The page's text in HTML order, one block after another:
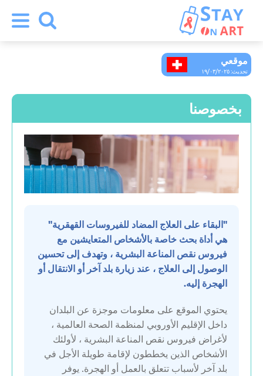
موقعي
تحديث: ١٩/٠٣/٢٠٢٥
بخصوصنا
"البقاء على العلاج المضاد للفيروسات القهقرية"
هي أداة بحث خاصة بالأشخاص المتعايشين مع
فيروس نقص المناعة البشرية ، وتهدف إلى تحسين
الوصول إلى العلاج ، عند زيارة بلد آخر أو الانتقال أو
الهجرة إليه.
يحتوي الموقع على معلومات موجزة عن البلدان
داخل الإقليم الأوروبي لمنظمة الصحة العالمية ،
لأغراض فيروس نقص المناعة البشرية ، لأولئك
الأشخاص الذين يخططون لإقامة طويلة الأجل في
بلد آخر لأسباب تتعلق بالعمل أو الهجرة. يوفر
أرمينيا
ألمانيا
أوزبكستان
إسبانيا
استونيا
الاتحاد الروسي
التشيك
الجبل الأسود